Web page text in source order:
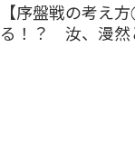
【序盤戦の考え
る！？ 汝、漫然